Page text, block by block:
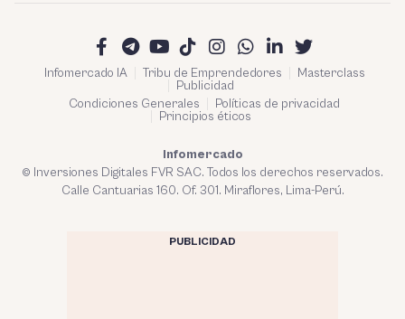
Infomercado IA Tribu de Emprendedores
Masterclass
Publicidad
Condiciones Generales
Políticas de privacidad
Principios éticos
Infomercado
© Inversiones Digitales FVR SAC. Todos los derechos reservados.
Calle Cantuarias 160. Of. 301. Miraflores, Lima-Perú.
PUBLICIDAD